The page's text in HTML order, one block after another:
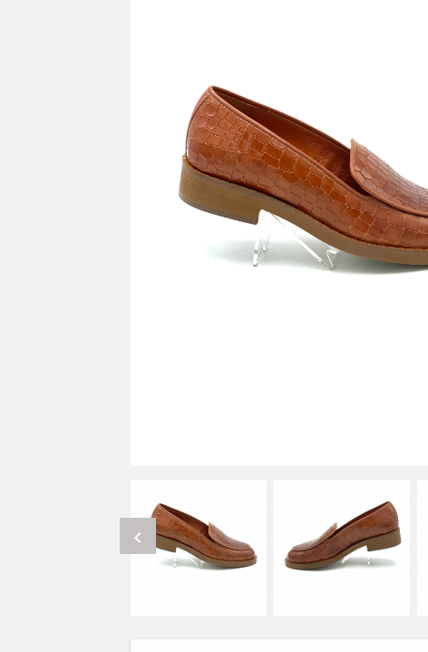
chevron_left